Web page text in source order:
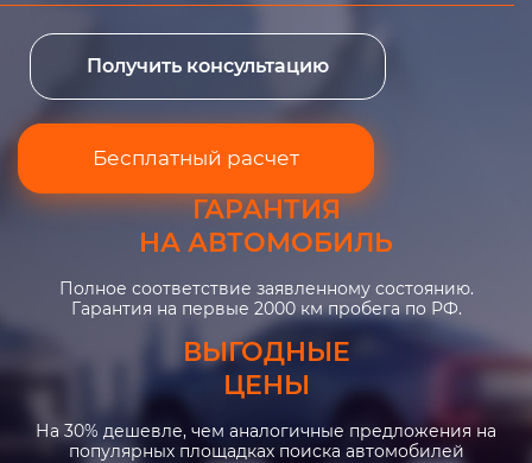
Получить консультацию
Бесплатный расчет
ГАРАНТИЯ
НА АВТОМОБИЛЬ
Полное соответствие заявленному состоянию.
Гарантия на первые 2000 км пробега по РФ.
ВЫГОДНЫЕ
ЦЕНЫ
На 30% дешевле, чем аналогичные предложения на
популярных площадках поиска автомобилей